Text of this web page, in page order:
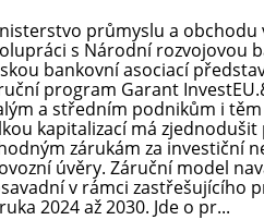
průmyslu a obchodu
s Národní rozvojovou
bankovní asociací
program Garant
a středním podnikům i
kapitalizací má
zárukám za investiční
úvěry. Záruční model
v rámci zastřešujícího
2024 až 2030. Jde o pr...